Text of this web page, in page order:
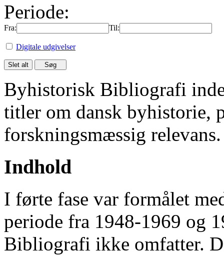
Periode:
Fra: Til:
Digitale udgivelser
Byhistorisk Bibliografi
titler om dansk byhistorie,
forskningsmæssig relevans.
Indhold
I førte fase var formålet
periode fra 1948-1969 og
Bibliografi ikke omfatter.